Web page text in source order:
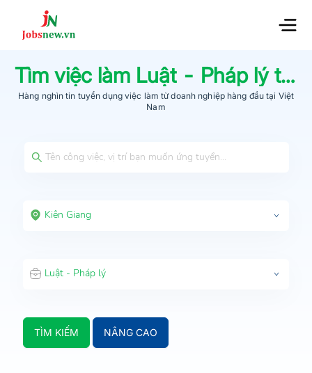
Tìm việc làm Luật - Pháp lýtại
Hàng nghìn tin tuyển dụng việc làm từdoanh nghiệp hàng đầu tại Việt
Nam
Kiên Giang
Luật - Pháp lý
TÌM KIẾM NÂNG CAO